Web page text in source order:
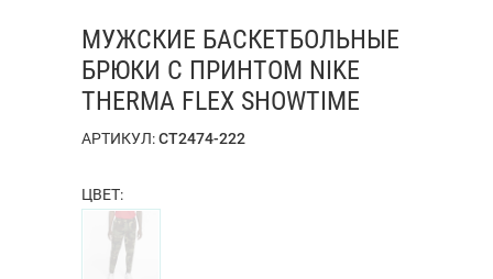
МУЖСКИЕ БАСКЕТБОЛЬНЫЕ
БРЮКИ С ПРИНТОМ NIKE
THERMA FLEX SHOWTIME
АРТИКУЛ:CT2474-222
ЦВЕТ: